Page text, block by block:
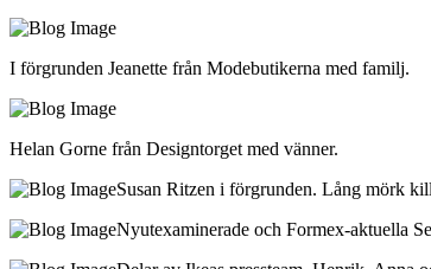
I förgrunden Jeanette från Modebutikerna med familj.
Helan Gorne från Designtorget med vänner.
Susan Ritzen i förgrunden. Lång mörk
Nyutexaminerade och Formex-aktuella